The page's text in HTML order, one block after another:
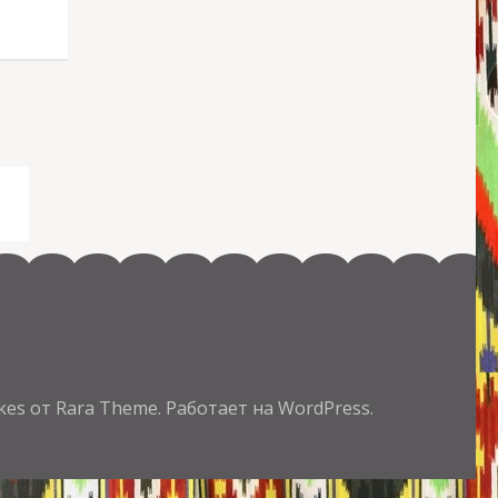
от Rara Theme. Работает на WordPress.